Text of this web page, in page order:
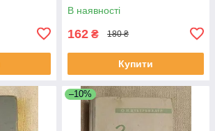
В наявності
162 ₴ 180 ₴
Купити
–10%